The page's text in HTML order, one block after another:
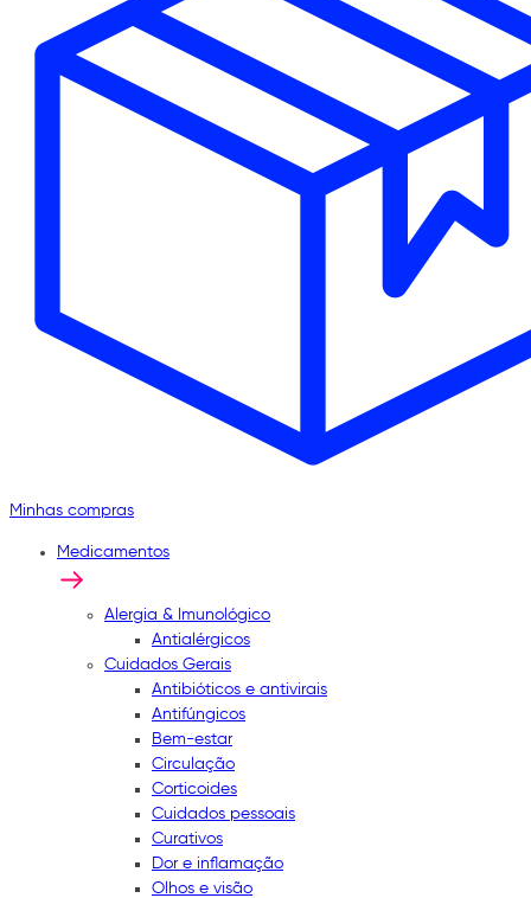
Minhas compras
Medicamentos
Alergia & Imunológico
Antialérgicos
Cuidados Gerais
Antibióticos e antivirais
Antifúngicos
Bem-estar
Circulação
Corticoides
Cuidados pessoais
Curativos
Dor e inflamação
Olhos e visão